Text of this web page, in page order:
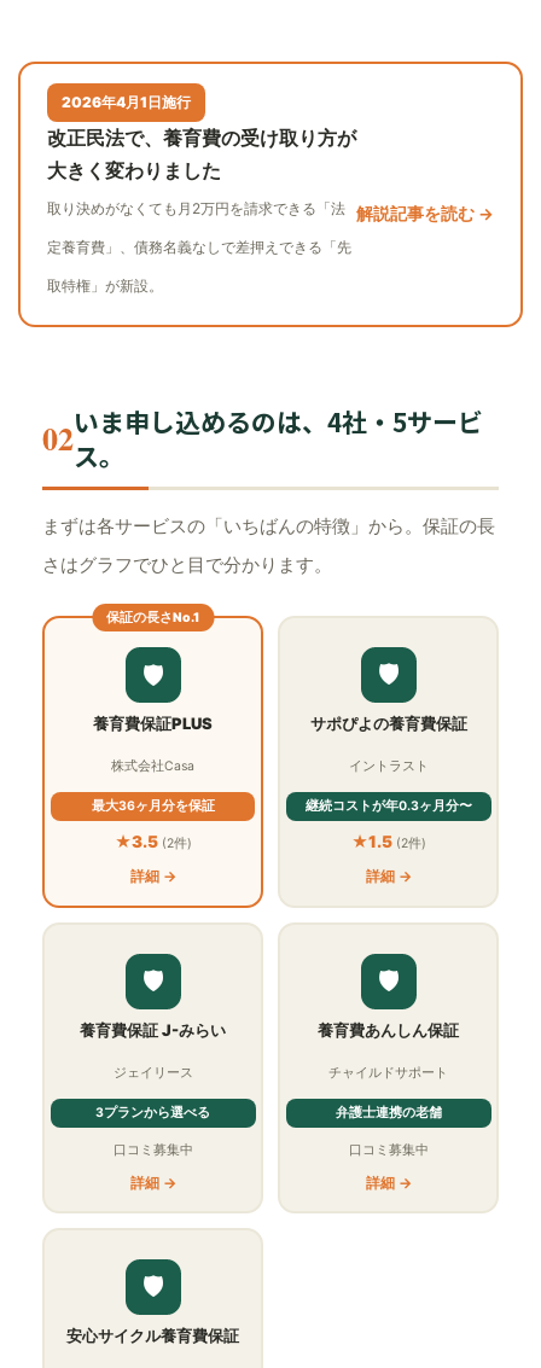
2026年4月1日施行
改正民法で、養育費の受け取り方が
大きく変わりました
取り決めがなくても月2万円を請求できる「法
定養育費」、債務名義なしで差押えできる「先
取特権」が新設。
解説記事を読む →
02いま申し込めるのは、4社・5サービ
ス。
まずは各サービスの「いちばんの特徴」から。保証の長
さはグラフでひと目で分かります。
保証の長さNo.1
🛡
養育費保証PLUS
株式会社Casa
最大36ヶ月分を保証
★3.5 (2件)
詳細 →
🛡
サポぴよの養育費保証
イントラスト
継続コストが年0.3ヶ月分〜
★1.5 (2件)
詳細 →
🛡
養育費保証 J-みらい
ジェイリース
3プランから選べる
口コミ募集中
詳細 →
🛡
養育費あんしん保証
チャイルドサポート
弁護士連携の老舗
口コミ募集中
詳細 →
🛡
安心サイクル養育費保証